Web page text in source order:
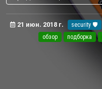
21 июн. 2018 г.
security 🛡️
обзор
подборка